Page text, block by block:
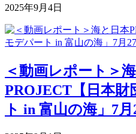
2025年9月4日
＜動画レポート＞
PROJECT【日本
ト in 富山の海」7月